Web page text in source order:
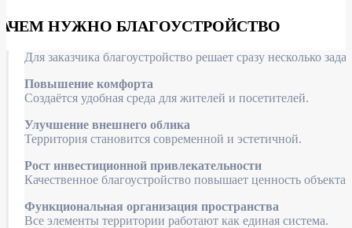
НУЖНО БЛАГОУСТРОЙСТВО
Для заказчика благоустройство решает сразу несколько
Повышение комфорта
Создаётся удобная среда для жителей и посетителей.
Улучшение внешнего облика
Территория становится современной и эстетичной.
Рост инвестиционной привлекательности
Качественное благоустройство повышает ценность объекта.
Функциональная организация пространства
Все элементы территории работают как единая система.